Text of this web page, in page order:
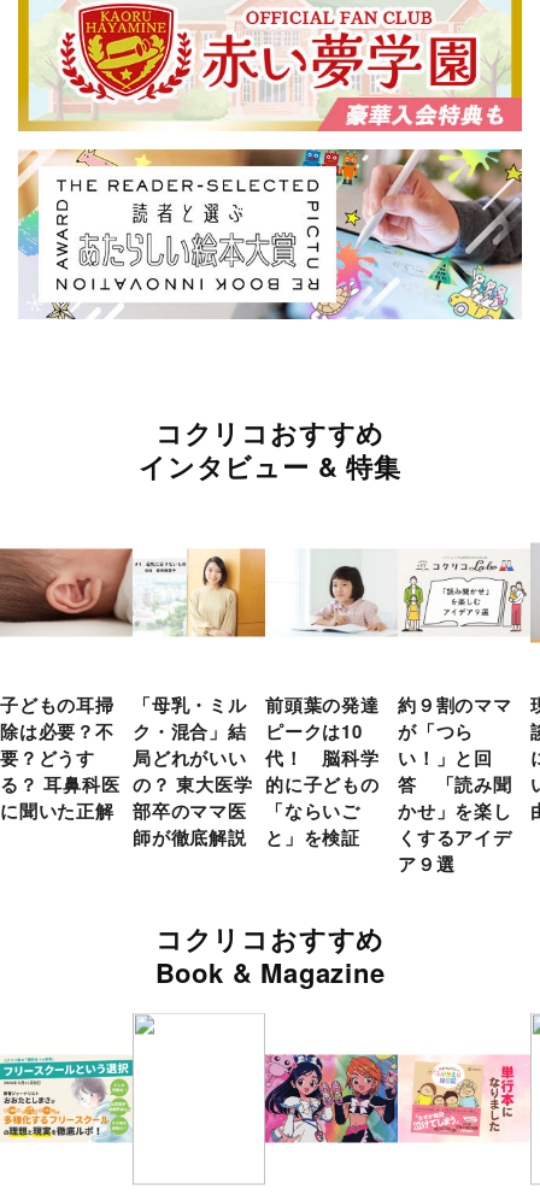
コクリコおすすめ
インタビュー & 特集
子どもの耳掃
除は必要？不
要？どうす
る？ 耳鼻科医
に聞いた正解
「母乳・ミル
ク・混合」結
局どれがいい
の？ 東大医学
部卒のママ医
師が徹底解説
前頭葉の発達
ピークは10
代！ 脳科学
的に子どもの
「ならいご
と」を検証
約９割のママ
が「つら
い！」と回
答 「読み聞
かせ」を楽し
くするアイデ
ア９選
コクリコおすすめ
Book & Magazine